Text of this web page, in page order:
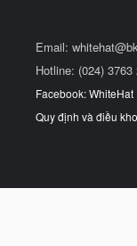
Email:
Hotline: (024) 3763
Facebook: WhiteHat
Quy định và điều